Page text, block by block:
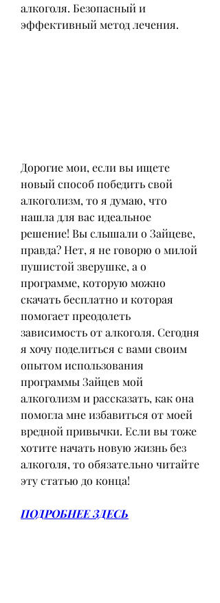
алкоголя. Безопасный и
эффективный метод лечения.
Дорогие мои, если вы ищете
новый способ победить свой
алкоголизм, то я думаю, что
нашла для вас идеальное
решение! Вы слышали о Зайцеве,
правда? Нет, я не говорю о милой
пушистой зверушке, а о
программе, которую можно
скачать бесплатно и которая
помогает преодолеть
зависимость от алкоголя. Сегодня
я хочу поделиться с вами своим
опытом использования
программы Зайцев мой
алкоголизм и рассказать, как она
помогла мне избавиться от моей
вредной привычки. Если вы тоже
хотите начать новую жизнь без
алкоголя, то обязательно читайте
эту статью до конца!
ПОДРОБНЕЕ ЗДЕСЬ